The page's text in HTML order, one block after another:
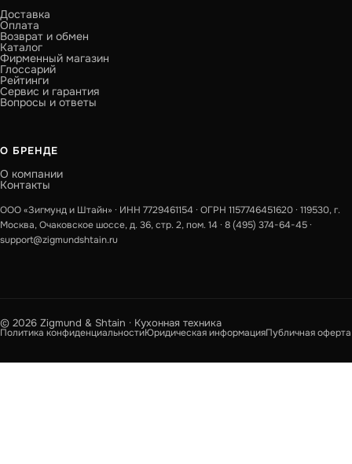
Доставка
Оплата
Возврат и обмен
Каталог
Фирменный магазин
Глоссарий
Рейтинги
Сервис и гарантия
Вопросы и ответы
О БРЕНДЕ
О компании
Контакты
ООО «Зигмунд и Штайн» · ИНН 7729461154 · ОГРН 1157746451620 · 119530, г.
Москва, Очаковское шоссе, д. 36, стр. 2, пом. 14 · 8 (495) 374-64-45 ·
support@zigmundshtain.ru
© 2026 Zigmund & Shtain · Кухонная техника
Политика конфиденциальностиЮридическая информацияПубличная оферта